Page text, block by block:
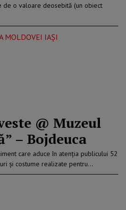
de o valoare deosebită (un obiect
MOLDOVEI IAȘI
@ Muzeul
– Bojdeuca
care aduce în atenția publicului 52
și costume realizate pentru…